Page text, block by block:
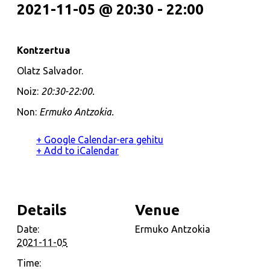
2021-11-05 @ 20:30 - 22:00
Kontzertua
Olatz Salvador.
Noiz: 20:30-22:00.
Non: Ermuko Antzokia.
+ Google Calendar-era gehitu
+ Add to iCalendar
Details
Date:
2021-11-05
Time:
Venue
Ermuko Antzokia